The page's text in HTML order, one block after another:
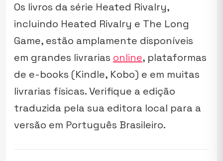
Os livros da série Heated Rivalry,
incluindo Heated Rivalry e The Long
Game, estão amplamente disponíveis
em grandes livrarias online, plataformas
de e-books (Kindle, Kobo) e em muitas
livrarias físicas. Verifique a edição
traduzida pela sua editora local para a
versão em Português Brasileiro.